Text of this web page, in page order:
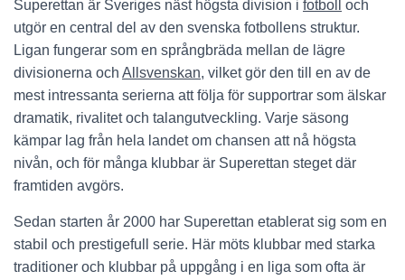
Superettan är Sveriges näst högsta division i fotboll
och
utgör en central del av den svenska fotbollens struktur.
Ligan fungerar som en språngbräda mellan de lägre
divisionerna och Allsvenskan, vilket gör den till en av de
mest intressanta serierna att följa för supportrar som älskar
dramatik, rivalitet och talangutveckling. Varje säsong
kämpar lag från hela landet om chansen att nå högsta
nivån, och för många klubbar är Superettan steget där
framtiden avgörs.
Sedan starten år 2000 har Superettan etablerat sig som en
stabil och prestigefull serie. Här möts klubbar med starka
traditioner och klubbar på uppgång i en liga som ofta är